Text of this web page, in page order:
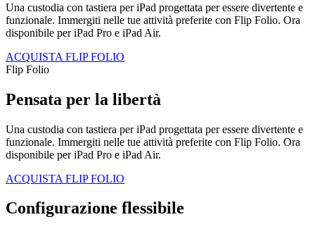
Una custodia con tastiera per iPad progettata per essere divertente e
funzionale. Immergiti nelle tue attività preferite con Flip Folio. Ora
disponibile per iPad Pro e iPad Air.
ACQUISTA FLIP FOLIO
Flip Folio
Pensata per la libertà
Una custodia con tastiera per iPad progettata per essere divertente e
funzionale. Immergiti nelle tue attività preferite con Flip Folio. Ora
disponibile per iPad Pro e iPad Air.
ACQUISTA FLIP FOLIO
Configurazione flessibile